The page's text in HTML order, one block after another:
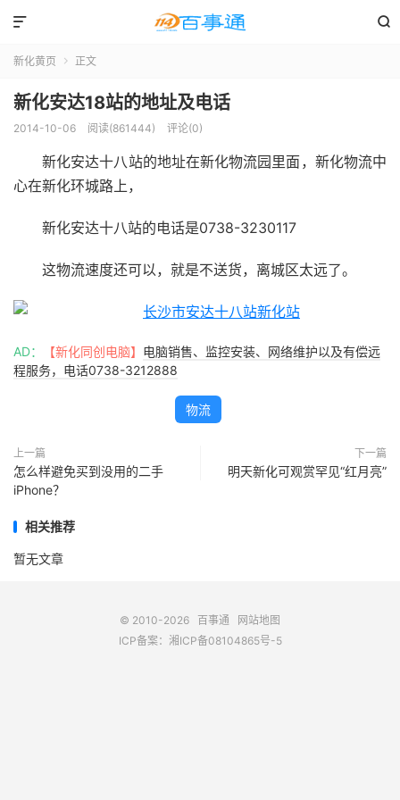


新化黄页  正文
新化安达18站的地址及电话
2014-10-06 阅读(861444) 评论(0)
新化安达十八站的地址在新化物流园里面，新化物流中
心在新化环城路上，
新化安达十八站的电话是0738-3230117
这物流速度还可以，就是不送货，离城区太远了。
AD： 【新化同创电脑】 电脑销售、监控安装、网络维护以及有偿远
程服务，电话0738-3212888
物流
上一篇
怎么样避免买到没用的二手
iPhone？
下一篇
明天新化可观赏罕见“红月亮”
相关推荐
暂无文章
© 2010-2026 百事通
网站地图
ICP备案： 湘ICP备08104865号-5